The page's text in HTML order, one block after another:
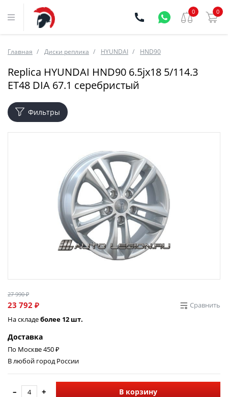
0 0
Главная Диски реплика HYUNDAI HND90
Replica HYUNDAI HND90 6.5jx18 5/114.3
ET48 DIA 67.1 серебристый
Фильтры
27 990 ₽
23 792 ₽
Сравнить
На складеболее 12 шт.
Доставка
По Москве 450 ₽
В любой город России
– + В корзину